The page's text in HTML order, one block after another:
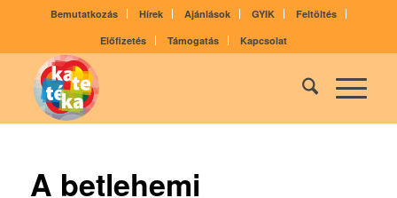
Bemutatkozás Hírek Ajánlások GYIK
Feltöltés
Előfizetés
Támogatás Kapcsolat
A betlehemi